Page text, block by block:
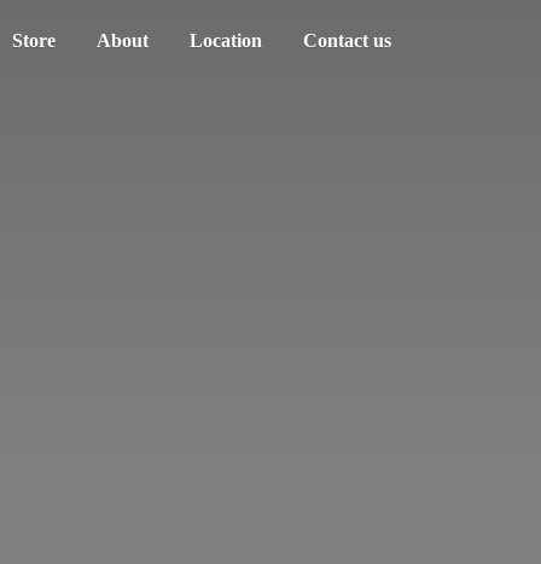
Store About Location Contact us